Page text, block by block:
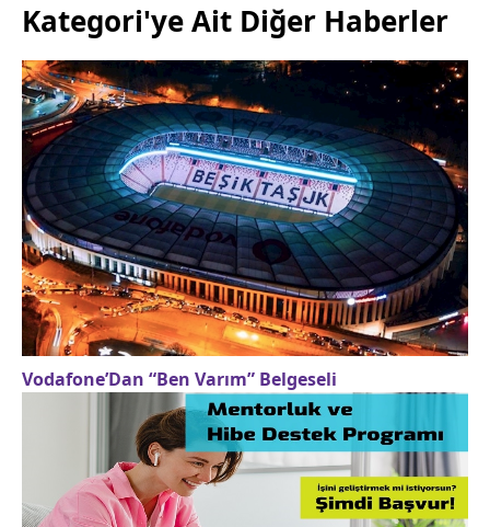
Kategori'ye Ait Diğer Haberler
Vodafone’Dan “Ben Varım” Belgeseli